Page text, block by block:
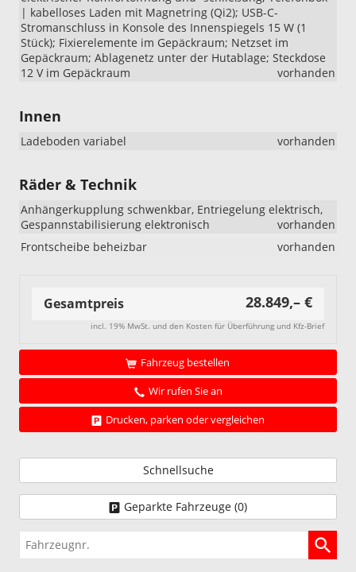
| kabelloses Laden mit Magnetring (Qi2); USB-C-
Stromanschluss in Konsole des Innenspiegels 15 W (1
Stück); Fixierelemente im Gepäckraum; Netzset im
Gepäckraum; Ablagenetz unter der Hutablage; Steckdose
12 V im Gepäckraum
vorhanden
Innen
Ladeboden variabel vorhanden
Räder & Technik
Anhängerkupplung schwenkbar, Entriegelung elektrisch,
Gespannstabilisierung elektronisch
vorhanden
Frontscheibe beheizbar
vorhanden
Gesamtpreis 28.849,– €
incl. 19% MwSt. und den Kosten für Überführung und Kfz-Brief
Fahrzeug bestellen
Wir rufen Sie an
Drucken, parken oder vergleichen
Schnellsuche
Geparkte Fahrzeuge (0)
Fahrzeugnr.